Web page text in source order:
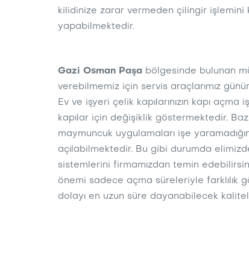
kilidinize zarar vermeden çilingir işlemini
yapabilmektedir.
Gazi Osman Paşa bölgesinde bulunan
verebilmemiz için servis araçlarımız
Ev ve işyeri çelik kapılarınızın kapı
kapılar için değişiklik göstermektedir.
maymuncuk uygulamaları işe
açılabilmektedir. Bu gibi durumda
sistemlerini firmamızdan temin
önemi sadece açma süreleriyle farklılık
dolayı en uzun süre dayanabilecek